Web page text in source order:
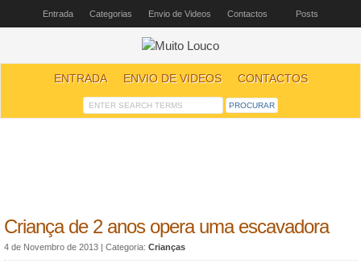
Entrada Categorias Envio de Videos Contactos Posts
ENTRADA ENVIO DE VIDEOS CONTACTOS
Criança de 2 anos opera uma escavadora
4 de Novembro de 2013 | Categoria: Crianças